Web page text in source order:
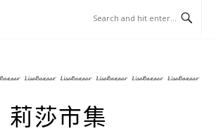
莉莎市集